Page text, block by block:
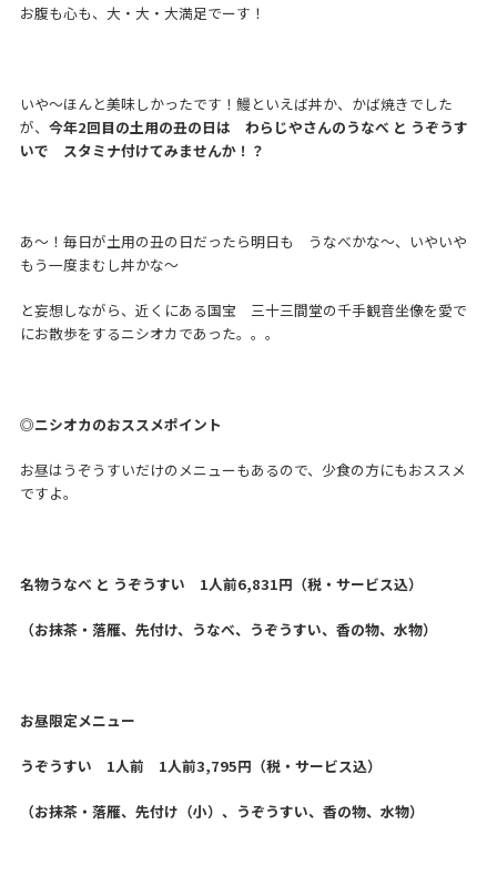
お腹も心も、大・大・大満足でーす！
いや～ほんと美味しかったです！鰻といえば丼か、かば焼きでした
が、 今年2回目の土用の丑の日は わらじやさんのうなべ と うぞうす
いで スタミナ付けてみませんか！？
あ～！毎日が土用の丑の日だったら明日も うなべかな～、いやいや
もう一度まむし丼かな～
と妄想しながら、近くにある国宝 三十三間堂の千手観音坐像を愛で
にお散歩をするニシオカであった。。。
◎ニシオカのおススメポイント
お昼はうぞうすいだけのメニューもあるので、少食の方にもおススメ
ですよ。
名物うなべ と うぞうすい 1人前6,831円（税・サービス込）
（お抹茶・落雁、先付け、うなべ、うぞうすい、香の物、水物）
お昼限定メニュー
うぞうすい 1人前 1人前3,795円（税・サービス込）
（お抹茶・落雁、先付け（小）、うぞうすい、香の物、水物）